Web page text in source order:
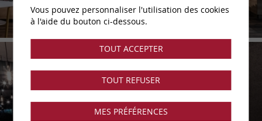
Vous pouvez personnaliser l'utilisation des cookies
à l'aide du bouton ci-dessous.
TOUT ACCEPTER
TOUT REFUSER
MES PRÉFÉRENCES